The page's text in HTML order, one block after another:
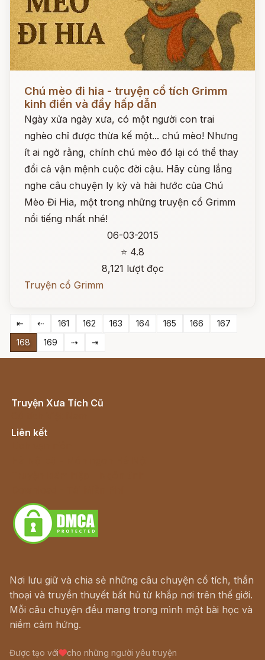
Chú mèo đi hia - truyện cổ tích Grimm
kinh điển và đầy hấp dẫn
Ngày xửa ngày xưa, có một người con trai
nghèo chỉ được thừa kế một... chú mèo! Nhưng
ít ai ngờ rằng, chính chú mèo đó lại có thể thay
đổi cả vận mệnh cuộc đời cậu. Hãy cùng lắng
nghe câu chuyện ly kỳ và hài hước của Chú
Mèo Đi Hia, một trong những truyện cổ Grimm
nổi tiếng nhất nhé!
06-03-2015
⭐ 4.8
8,121 lượt đọc
Truyện cổ Grimm
⇤ ⇠ 161 162 163 164 165 166
167
168
169 ⇢ ⇥
Truyện Xưa Tích Cũ
Liên kết
Nơi lưu giữ và chia sẻ những câu chuyện cổ tích, thần
thoại và truyền thuyết bất hủ từ khắp nơi trên thế giới.
Mỗi câu chuyện đều mang trong mình một bài học và
niềm cảm hứng.
Được tạo với cho những người yêu truyện